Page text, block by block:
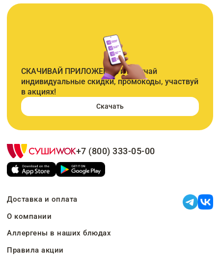
СКАЧИВАЙ ПРИЛОЖЕНИЕ и получай
индивидуальные скидки, промокоды, участвуй
в акциях!
Скачать
+7 (800) 333-05-00
Доставка и оплата
О компании
Аллергены в наших блюдах
Правила акции